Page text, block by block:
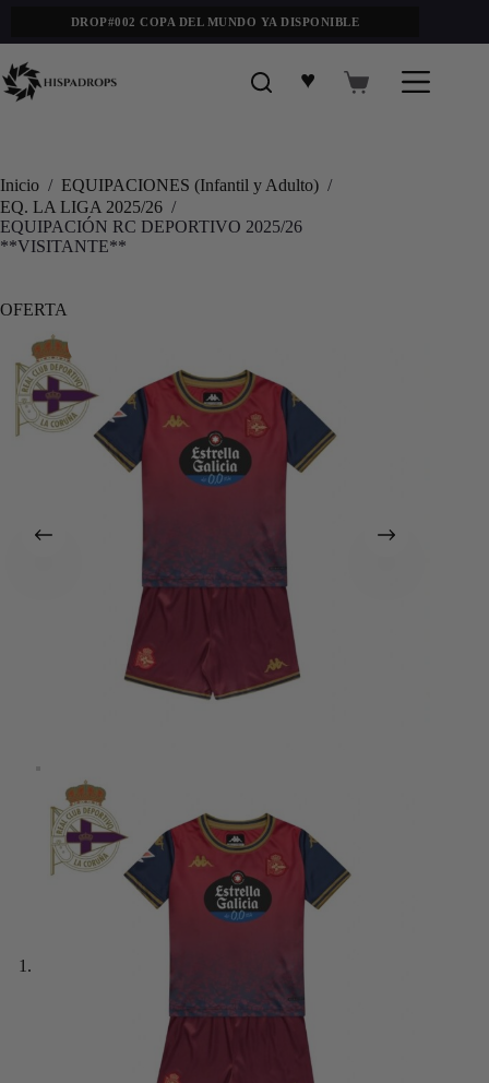
DROP#002 COPA DEL MUNDO YA DISPONIBLE
♥
Inicio / EQUIPACIONES (Infantil y Adulto) /
EQ. LA LIGA 2025/26 /
EQUIPACIÓN RC DEPORTIVO 2025/26
**VISITANTE**
OFERTA